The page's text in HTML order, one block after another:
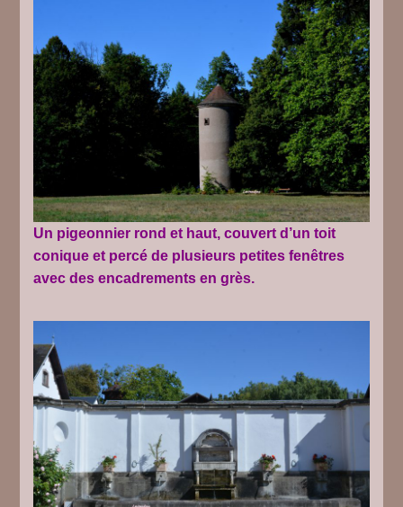
Un pigeonnier rond et haut, couvert d’un toit
conique et percé de plusieurs petites fenêtres
avec des encadrements en grès.